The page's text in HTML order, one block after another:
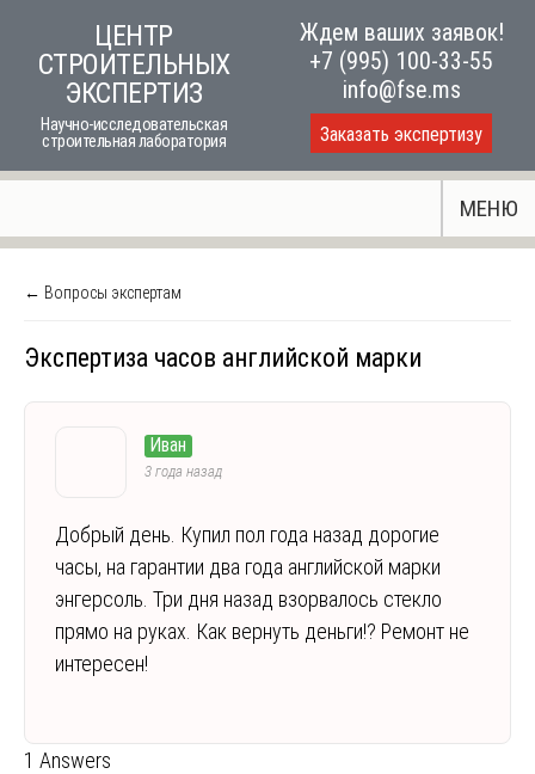
content
ЦЕНТР
СТРОИТЕЛЬНЫХ
ЭКСПЕРТИЗ
Научно-исследовательская
строительная лаборатория
Ждем ваших заявок!
+7 (995) 100-33-55
info@fse.ms
Заказать экспертизу
МЕНЮ
← Вопросы экспертам
Экспертиза часов английской марки
Иван
3 года назад
Добрый день. Купил пол года назад дорогие
часы, на гарантии два года английской марки
энгерсоль. Три дня назад взорвалось стекло
прямо на руках. Как вернуть деньги!? Ремонт не
интересен!
1 Answers